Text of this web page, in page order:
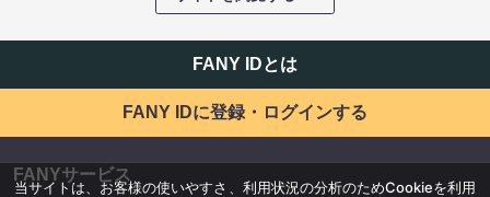
FANY IDとは
FANY IDに登録・ログインする
FANYサービス
当サイトは、お客様の使いやすさ、利用状況の分析のためCookieを利用